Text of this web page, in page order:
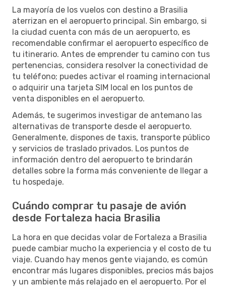
La mayoría de los vuelos con destino a Brasilia
aterrizan en el aeropuerto principal. Sin embargo, si
la ciudad cuenta con más de un aeropuerto, es
recomendable confirmar el aeropuerto específico de
tu itinerario. Antes de emprender tu camino con tus
pertenencias, considera resolver la conectividad de
tu teléfono; puedes activar el roaming internacional
o adquirir una tarjeta SIM local en los puntos de
venta disponibles en el aeropuerto.
Además, te sugerimos investigar de antemano las
alternativas de transporte desde el aeropuerto.
Generalmente, dispones de taxis, transporte público
y servicios de traslado privados. Los puntos de
información dentro del aeropuerto te brindarán
detalles sobre la forma más conveniente de llegar a
tu hospedaje.
Cuándo comprar tu pasaje de avión
desde Fortaleza hacia Brasilia
La hora en que decidas volar de Fortaleza a Brasilia
puede cambiar mucho la experiencia y el costo de tu
viaje. Cuando hay menos gente viajando, es común
encontrar más lugares disponibles, precios más bajos
y un ambiente más relajado en el aeropuerto. Por el